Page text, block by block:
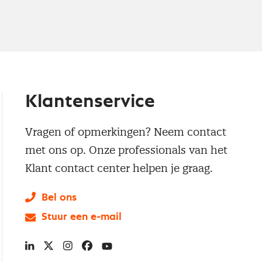
Klantenservice
Vragen of opmerkingen? Neem contact
met ons op. Onze professionals van het
Klant contact center helpen je graag.
Bel ons
Stuur een e-mail
LinkedIn
X Instagram
Facebook
YouTube